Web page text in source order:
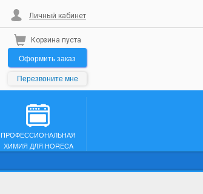
Личный кабинет
Корзина пуста
Оформить заказ
Перезвоните мне
ПРОФЕССИОНАЛЬНАЯ
ХИМИЯ ДЛЯ HORECA